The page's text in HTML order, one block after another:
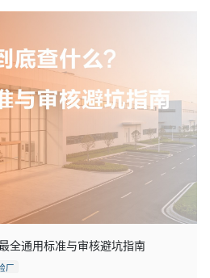
全通用标准与审核避坑指南
厂